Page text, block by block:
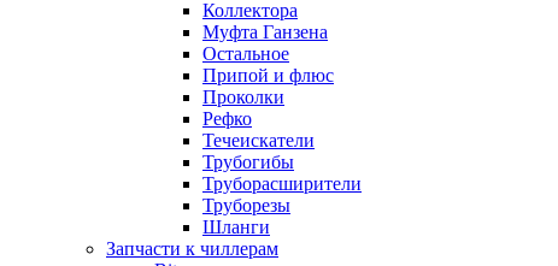
Коллектора
Муфта Ганзена
Остальное
Припой и флюс
Проколки
Рефко
Течеискатели
Трубогибы
Труборасширители
Труборезы
Шланги
Запчасти к чиллерам